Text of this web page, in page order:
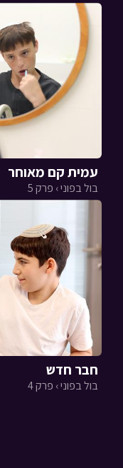
עמית קם מאוחר
בול בפוני › פרק 5
חבר חדש
בול בפוני › פרק 4